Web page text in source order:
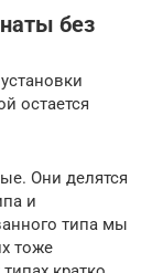
без
остается
Они делятся
и
типа мы
тоже